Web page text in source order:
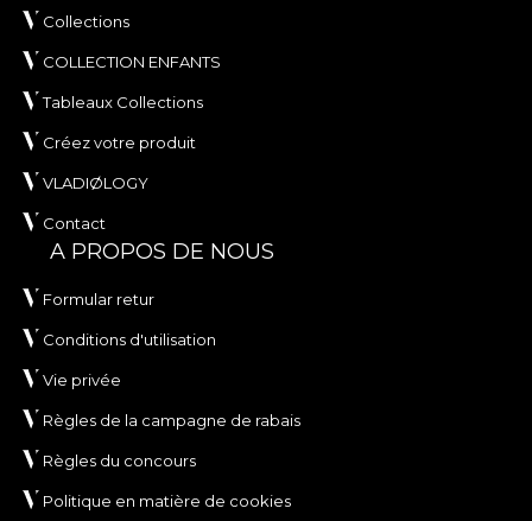
Collections
COLLECTION ENFANTS
Tableaux Collections
Créez votre produit
VLADIØLOGY
Contact
A PROPOS DE NOUS
Formular retur
Conditions d'utilisation
Vie privée
Règles de la campagne de rabais
Règles du concours
Politique en matière de cookies